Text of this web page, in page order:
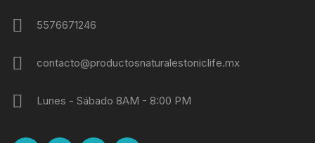
5576671246
contacto@productosnaturalestoniclife.mx
Lunes - Sábado 8AM - 8:00 PM